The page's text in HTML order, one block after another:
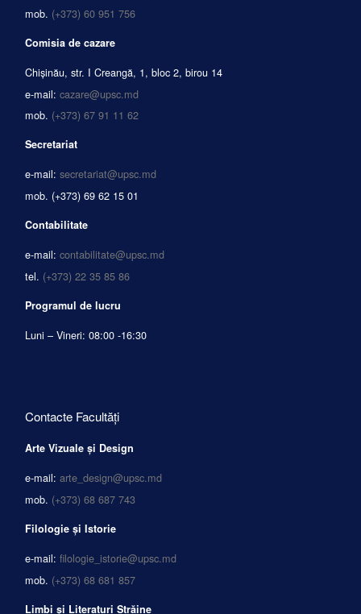
mob. (+373) 60 951 756
Comisia de cazare
Chișinău, str. I Creangă, 1, bloc 2, birou 14
e-mail: cazare@upsc.md
mob. (+373) 67 91 11 62
Secretariat
e-mail: secretariat@upsc.md
mob. (+373) 69 62 15 01
Contabilitate
e-mail: contabilitate@upsc.md
tel. (+373) 22 35 85 86
Programul de lucru
Luni – Vineri: 08:00 -16:30
Contacte Facultăți
Arte Vizuale și Design
e-mail: arte_design@upsc.md
mob. (+373) 68 687 743
Filologie și Istorie
e-mail: filologie_istorie@upsc.md
mob. (+373) 68 681 857
Limbi și Literaturi Străine